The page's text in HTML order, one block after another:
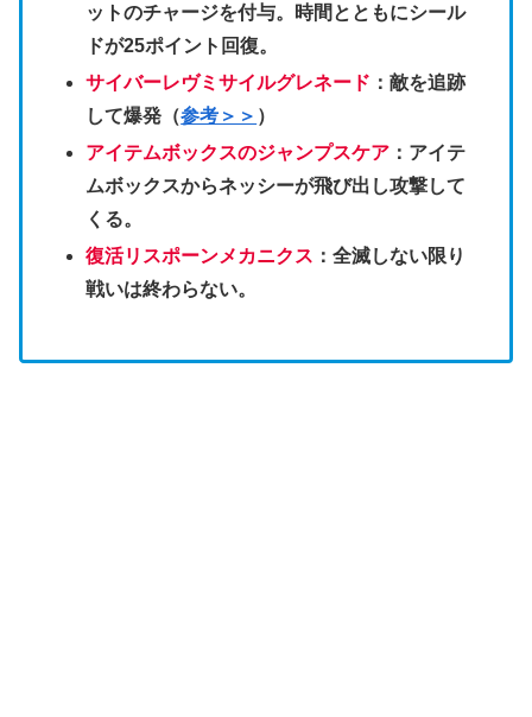
ットのチャージを付与。時間とともにシール
ドが25ポイント回復。
サイバーレヴミサイルグレネード ：敵を追跡
して爆発（参考＞＞ ）
アイテムボックスのジャンプスケア ：アイテ
ムボックスからネッシーが飛び出し攻撃して
くる。
復活リスポーンメカニクス ：全滅しない限り
戦いは終わらない。